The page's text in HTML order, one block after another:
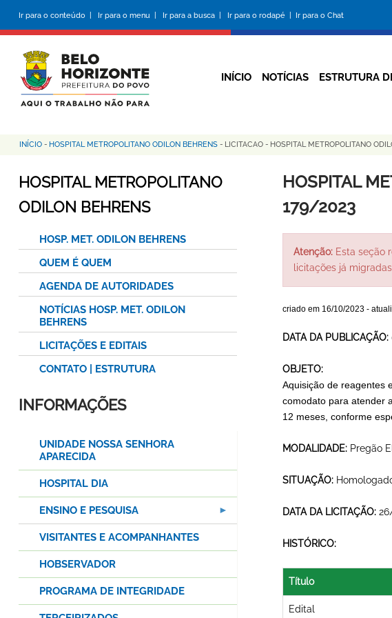
conteúdo
principal
Ir para o conteúdo | Ir para o menu | Ir para a busca | Ir para o rodapé | Ir para o Chat
INÍCIO NOTÍCIAS ESTRUTURA
Trilha
de
navegação
INÍCIO - HOSPITAL METROPOLITANO ODILON BEHRENS - LICITACAO - HOSPITAL METROPOLITANO
HOSPITAL
179/2023
Atenção:Esta seção
licitações já
criado em 16/10/2023-
DATA DA PUBLICAÇÃO:
OBJETO:
Aquisição de reagentes
comodato para atender
12 meses, conforme
MODALIDADE: Pregão
SITUAÇÃO:
DATA DA LICITAÇÃO:
HISTÓRICO:
Título
Edital
HOSPITAL METROPOLITANO
ODILON BEHRENS
HOSP. MET. ODILON BEHRENS
QUEM É QUEM
AGENDA DE AUTORIDADES
NOTÍCIAS HOSP. MET. ODILON
BEHRENS
LICITAÇÕES E EDITAIS
CONTATO | ESTRUTURA
INFORMAÇÕES
UNIDADE NOSSA SENHORA
APARECIDA
HOSPITAL DIA
ENSINO E PESQUISA
VISITANTES E ACOMPANHANTES
HOBSERVADOR
PROGRAMA DE INTEGRIDADE